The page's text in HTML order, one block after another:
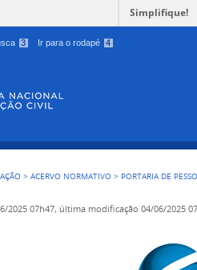
3 Ir para o rodapé 4
Simplifique!
>ACERVO NORMATIVO > PORTARIA DE
2025 07h47, última modificação 04/06/2025